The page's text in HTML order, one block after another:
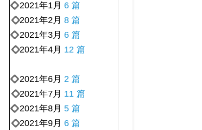
2021年9月 6 篇
2021年8月 5 篇
2021年7月 11 篇
2021年6月 2 篇
2021年4月 12 篇
2021年3月 6 篇
2021年2月 8 篇
2021年1月 6 篇